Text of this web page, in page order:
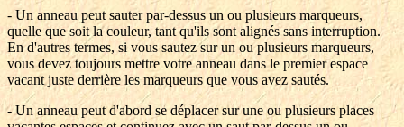
- Un anneau peut sauter par-dessus un ou plusieurs marqueurs,
quelle que soit la couleur, tant qu'ils sont alignés sans interruption.
En d'autres termes, si vous sautez sur un ou plusieurs marqueurs,
vous devez toujours mettre votre anneau dans le premier espace
vacant juste derrière les marqueurs que vous avez sautés.
- Un anneau peut d'abord se déplacer sur une ou plusieurs places